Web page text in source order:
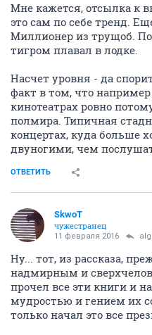
Мне кажется, отсылка к
это сам по себе тренд.
Миллионер из трущоб.
тигром плавал в лодке.
Насчет уровня - да
факт в том, что
кинотеатрах ровно
полмира. Типичная
концертах, куда больше
двуногими, чем
ОТВЕТИТЬ
SkwоT
чужестранец
11 февраля 2016
Ну... тот, из рассказа,
надмирным и
прочел все эти книги и
мудростью и гением их
только начал это все